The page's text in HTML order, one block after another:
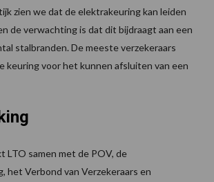
zien we dat de elektrakeuring kan leiden
de verwachting is dat dit bijdraagt aan een
stalbranden. De meeste verzekeraars
keuring voor het kunnen afsluiten van een
LTO samen met de POV, de
het Verbond van Verzekeraars en